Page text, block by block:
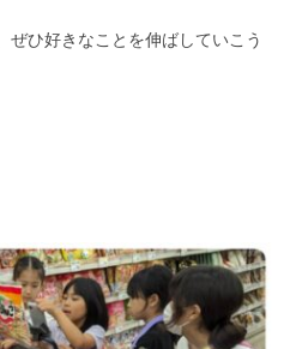
ぜひ好きなことを伸ばしていこう